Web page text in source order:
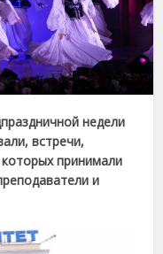
недели
встречи,
принимали
и